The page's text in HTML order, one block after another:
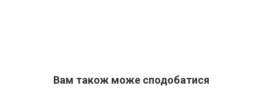
Вам також може сподобатися